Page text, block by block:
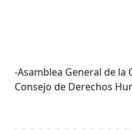
-Asamblea General de la
Consejo de Derechos